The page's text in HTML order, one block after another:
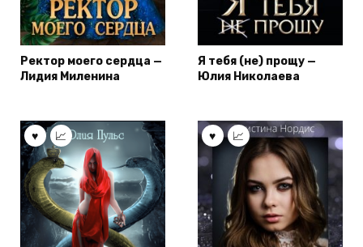
Ректор моего сердца —
Лидия Миленина
Я тебя (не) прощу —
Юлия Николаева